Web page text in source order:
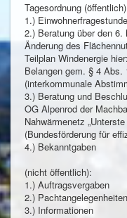
Tagesordnung
1.) Einwohnerfragestunde
2.) Beratung über den
Änderung des
Teilplan Windenergie
Belangen gem. § 4
(interkommunale
3.) Beratung und
OG Alpenrod der
Nahwärmenetz
(Bundesförderung für
4.) Bekanntgaben
(nicht öffentlich):
1.) Auftragsvergaben
2.) Pachtangelegenheiten
3.) Informationen